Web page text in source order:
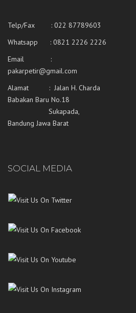
Telp/Fax : 022 87789603
Whatsapp : 0821 2226 2226
Email :
pakarpetir@gmail.com
Alamat : Jalan H. Charda
Babakan Baru No.18
Sukapada,
Bandung Jawa Barat
SOCIAL MEDIA